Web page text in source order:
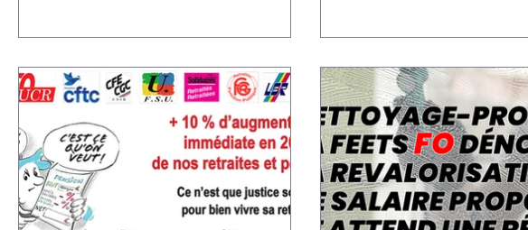
France (BdF) a, elle, abaissé sa
prévision de croissance pour 2026 à
0,5 %, contre 0,9 % antérieurement. Le
pouvoir d’achat des ménages
poursuit sa dégradation : après avoir
baissé de 0,8 % en 2025, il accuse un
recul de 0,1 % au premier trimestre
2026.